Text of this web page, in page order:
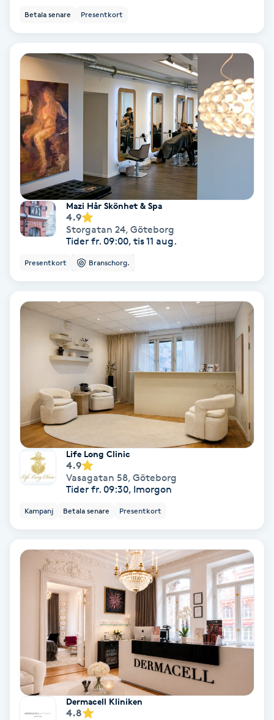
Kiropraktik
Klangmassage
Klippning
Klippning & Slingor
Klippning ungdom
Koppningsmassage
Kosmetisk tatuering
Kostrådgivning
Kroppspeeling
Käkledsbehandling
Kärlbehandling
Laserbehandling
Lashlift Keratin
LED-ljusterapi
Liktornar
LPG-behandling
LPG-massage
Luggklippning
Betala senare Presentkort
Mazi Hår Skönhet & Spa
4.9
Storgatan 24, Göteborg
Tider fr. 09:00, tis 11 aug.
Presentkort Branschorg.
Life Long Clinic
4.9
Vasagatan 58, Göteborg
Tider fr. 09:30, Imorgon
Kampanj Betala senare Presentkort
Dermacell Kliniken
4.8